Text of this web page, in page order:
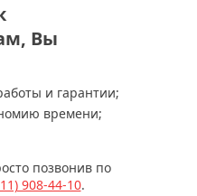
Вы
и гарантии;
времени;
позвонив по
908-44-10.